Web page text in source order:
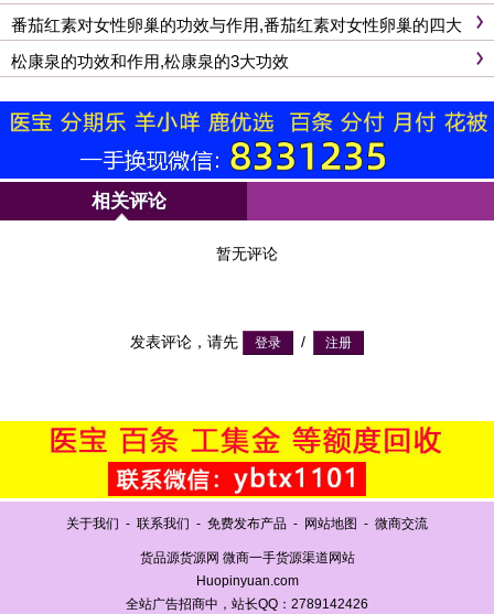
番茄红素对女性卵巢的功效与作用,番茄红素对女性卵巢的四大
功效
松康泉的功效和作用,松康泉的3大功效
相关评论
暂无评论
发表评论，请先 /
关于我们 - 联系我们 - 免费发布产品 - 网站地图 - 微商交流
货品源货源网 微商一手货源渠道网站
Huopinyuan.com
全站广告招商中，站长QQ：2789142426